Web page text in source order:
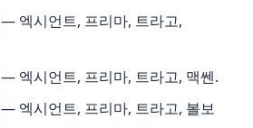
— 엑시언트, 프리마, 트라고,
— 엑시언트, 프리마, 트라고, 맥쎈.
— 엑시언트, 프리마, 트라고, 볼보